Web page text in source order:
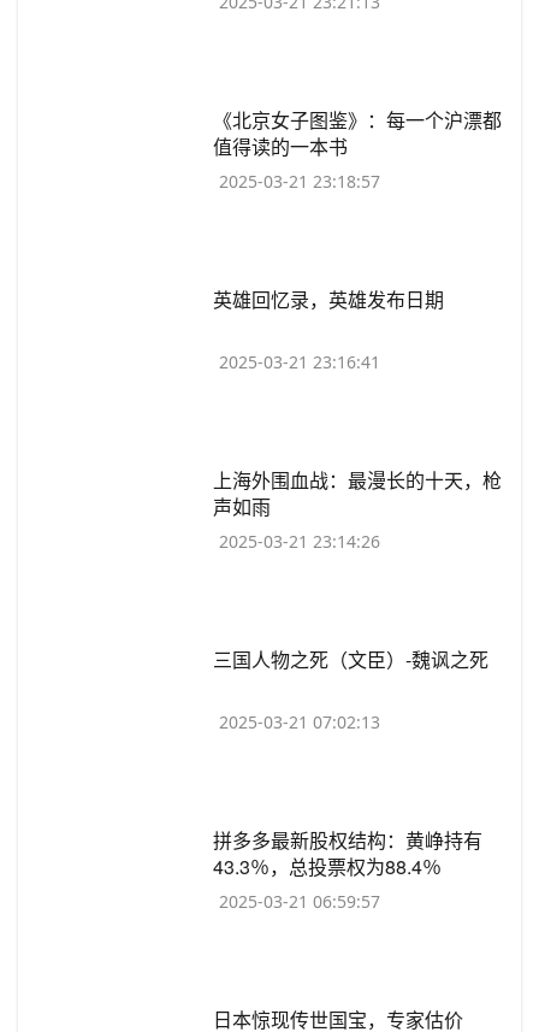
​《北京女子图鉴》：每一个沪漂都
值得读的一本书
2025-03-21 23:18:57
​英雄回忆录，英雄发布日期
2025-03-21 23:16:41
​上海外围血战：最漫长的十天，枪
声如雨
2025-03-21 23:14:26
​三国人物之死（文臣）-魏讽之死
2025-03-21 07:02:13
​拼多多最新股权结构：黄峥持有
43.3％，总投票权为88.4％
2025-03-21 06:59:57
​日本惊现传世国宝，专家估价